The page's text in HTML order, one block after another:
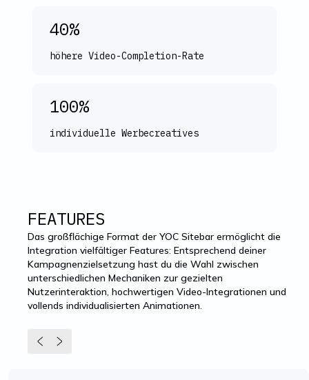
40%
höhere Video-Completion-Rate
100%
individuelle Werbecreatives
FEATURES
Das großflächige Format der YOC Sitebar ermöglicht die
Integration vielfältiger Features: Entsprechend deiner
Kampagnenzielsetzung hast du die Wahl zwischen
unterschiedlichen Mechaniken zur gezielten
Nutzerinteraktion, hochwertigen Video-Integrationen und
vollends individualisierten Animationen.